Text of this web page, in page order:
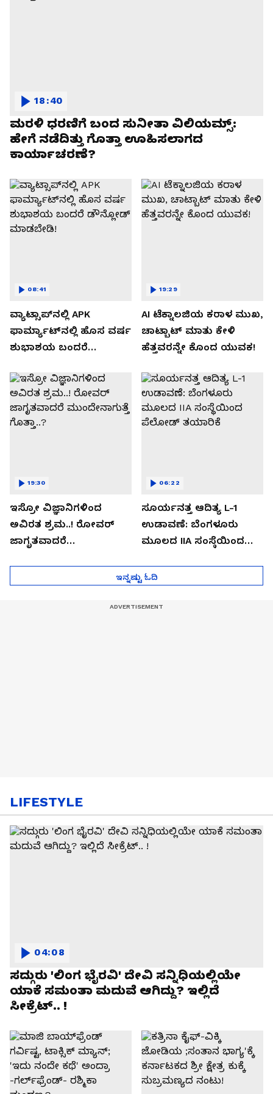
ಮರಳಿ ಧರಣಿಗೆ ಬಂದ ಸುನೀತಾ ವಿಲಿಯಮ್ಸ್:
ಹೇಗೆ ನಡೆದಿತ್ತು ಗೊತ್ತಾ ಊಹಿಸಲಾಗದ
ಕಾರ್ಯಾಚರಣೆ?
18:40
ವ್ಯಾಟ್ಸಾಪ್‌ನಲ್ಲಿ APK
ಫಾರ್ಮ್ಯಾಟ್‌ನಲ್ಲಿ ಹೊಸ ವರ್ಷ
ಶುಭಾಶಯ ಬಂದರೆ
08:41
AI ಟೆಕ್ನಾಲಜಿಯ ಕರಾಳ ಮುಖ,
ಚಾಟ್ಬಾಟ್ ಮಾತು ಕೇಳಿ
ಹೆತ್ತವರನ್ನೇ ಕೊಂದ ಯುವಕ!
19:29
ಇಸ್ರೋ ವಿಜ್ಞಾನಿಗಳಿಂದ
ಅವಿರತ ಶ್ರಮ..! ರೋವರ್
ಜಾಗೃತವಾದರೆ
19:30
ಸೂರ್ಯನತ್ತ ಆದಿತ್ಯ L-1
ಉಡಾವಣೆ: ಬೆಂಗಳೂರು
ಮೂಲದ IIA ಸಂಸ್ಥೆಯಿಂದ
06:22
ಇನ್ನಷ್ಟು ಓದಿ
LIFESTYLE
ಸದ್ಗುರು 'ಲಿಂಗ ಭೈರವಿ' ದೇವಿ ಸನ್ನಿಧಿಯಲ್ಲಿಯೇ
ಯಾಕೆ ಸಮಂತಾ ಮದುವೆ ಆಗಿದ್ದು? ಇಲ್ಲಿದೆ
ಸೀಕ್ರೆಟ್.. !
04:08